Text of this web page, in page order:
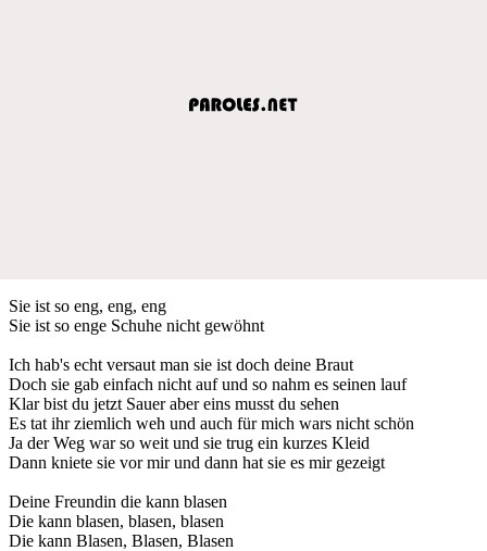
Sie ist so eng, eng, eng
Sie ist so enge Schuhe nicht gewöhnt
Ich hab's echt versaut man sie ist doch deine Braut
Doch sie gab einfach nicht auf und so nahm es seinen lauf
Klar bist du jetzt Sauer aber eins musst du sehen
Es tat ihr ziemlich weh und auch für mich wars nicht schön
Ja der Weg war so weit und sie trug ein kurzes Kleid
Dann kniete sie vor mir und dann hat sie es mir gezeigt
Deine Freundin die kann blasen
Die kann blasen, blasen, blasen
Die kann Blasen, Blasen, Blasen